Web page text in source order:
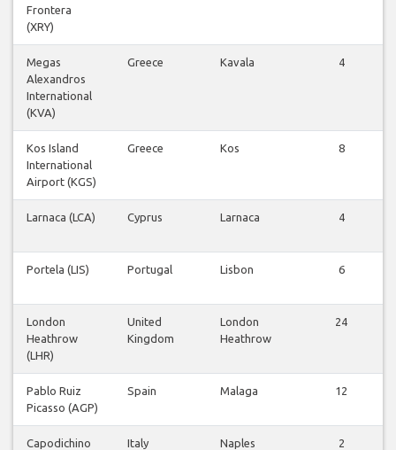
Frontera
(XRY)
Megas
Alexandros
International
(KVA)
Greece Kavala 4
Kos Island
International
Airport (KGS)
Greece Kos 8
Larnaca (LCA) Cyprus Larnaca 4
Portela (LIS) Portugal Lisbon 6
London
Heathrow
(LHR)
United
Kingdom
London
Heathrow
24
Pablo Ruiz
Picasso (AGP)
Spain Malaga 12
Capodichino
Italy Naples 2